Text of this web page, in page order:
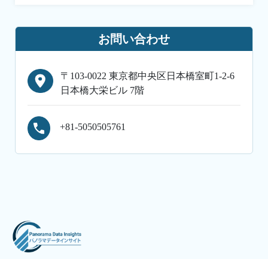
お問い合わせ
〒103-0022 東京都中央区日本橋室町1-2-6
日本橋大栄ビル 7階
+81-5050505761